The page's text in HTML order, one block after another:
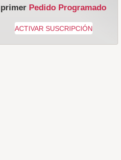
primer Pedido Programado